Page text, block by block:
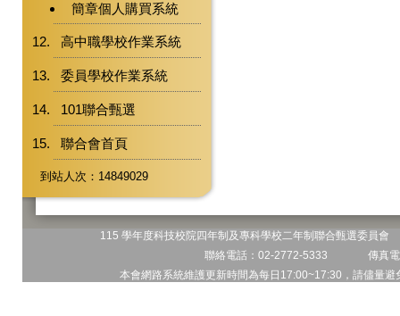
簡章個人購買系統
高中職學校作業系統
委員學校作業系統
101聯合甄選
聯合會首頁
到站人次：14849029
115 學年度科技校院四年制及專科學校二年制聯合甄選委員
聯絡電話：02-2772-5333 傳真
本會網路系統維護更新時間為每日17:00~17:30，請儘量